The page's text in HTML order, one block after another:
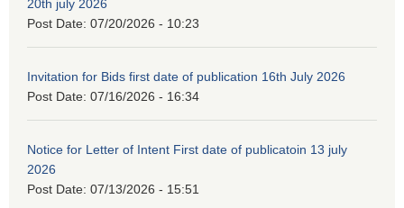
20th july 2026
Post Date: 07/20/2026 - 10:23
Invitation for Bids first date of publication 16th July 2026
Post Date: 07/16/2026 - 16:34
Notice for Letter of Intent First date of publicatoin 13 july
2026
Post Date: 07/13/2026 - 15:51